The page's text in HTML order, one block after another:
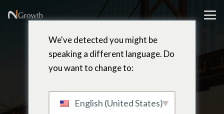
Noord-
We've detected you might be
speaking a different language. Do
you want to change to:
English (United States)